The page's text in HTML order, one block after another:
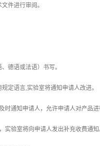
件进行审阅。
德语或法语）书写。
定语言,实验室将通知申请人改进。
时通知申请人，允许申请人对产品
实验室将向申请人发出补充收费通知